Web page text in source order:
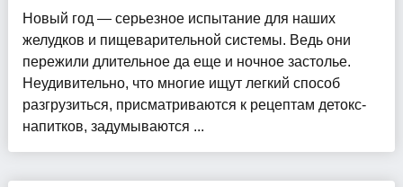
Новый год — серьезное испытание для наших
желудков и пищеварительной системы. Ведь они
пережили длительное да еще и ночное застолье.
Неудивительно, что многие ищут легкий способ
разгрузиться, присматриваются к рецептам детокс-
напитков, задумываются ...